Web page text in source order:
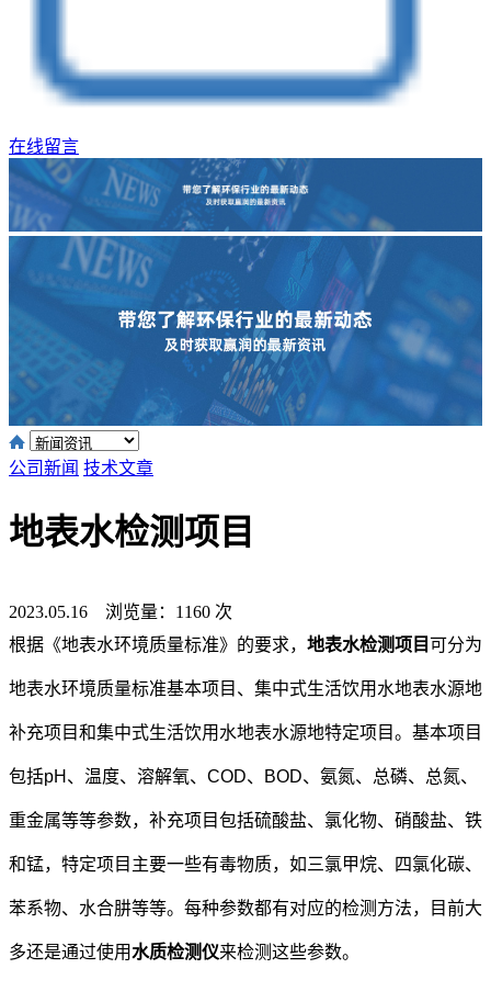
在线留言
公司新闻 技术文章
地表水检测项目
2023.05.16 浏览量：1160 次
根据《地表水环境质量标准》的要求， 地表水检测项目可分为
地表水环境质量标准基本项目、集中式生活饮用水地表水源地
补充项目和集中式生活饮用水地表水源地特定项目。基本项目
包括pH、温度、溶解氧、COD、BOD、氨氮、总磷、总氮、
重金属等等参数，补充项目包括硫酸盐、氯化物、硝酸盐、铁
和锰，特定项目主要一些有毒物质，如三氯甲烷、四氯化碳、
苯系物、水合肼等等。每种参数都有对应的检测方法，目前大
多还是通过使用水质检测仪来检测这些参数。